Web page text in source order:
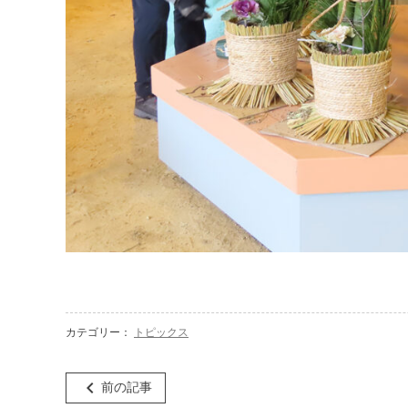
カテゴリー： トピックス
投navigate_before 前の記事